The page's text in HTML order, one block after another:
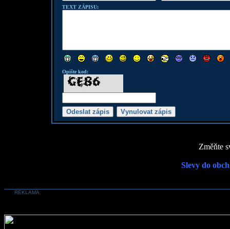
TEXT ZÁPISU:
Opište kod:
Změňte
Slevy do
REKLAMA